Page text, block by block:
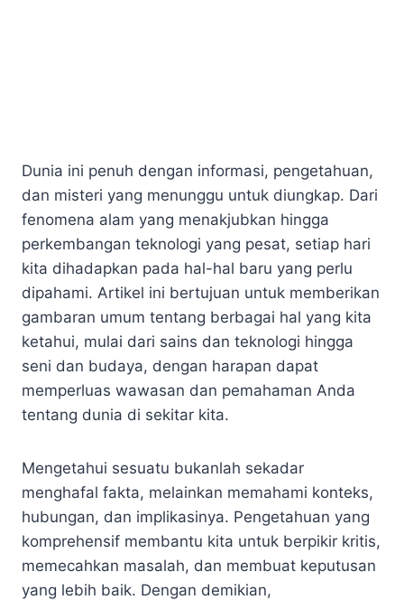
Dunia ini penuh dengan informasi, pengetahuan,
dan misteri yang menunggu untuk diungkap. Dari
fenomena alam yang menakjubkan hingga
perkembangan teknologi yang pesat, setiap hari
kita dihadapkan pada hal-hal baru yang perlu
dipahami. Artikel ini bertujuan untuk memberikan
gambaran umum tentang berbagai hal yang kita
ketahui, mulai dari sains dan teknologi hingga
seni dan budaya, dengan harapan dapat
memperluas wawasan dan pemahaman Anda
tentang dunia di sekitar kita.
Mengetahui sesuatu bukanlah sekadar
menghafal fakta, melainkan memahami konteks,
hubungan, dan implikasinya. Pengetahuan yang
komprehensif membantu kita untuk berpikir kritis,
memecahkan masalah, dan membuat keputusan
yang lebih baik. Dengan demikian,